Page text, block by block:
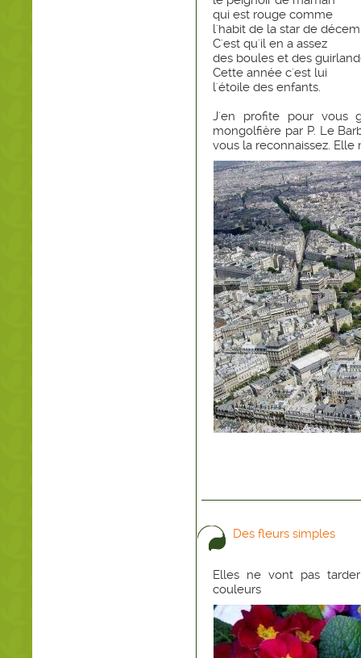
qui est rouge comme
l'habit de la star de
C'est qu'il en a assez
des boules et des
Cette année c'est lui
l'étoile des enfants.
J'en profite pour vous
mongolfière par P. Le
vous la reconnaissez.
Des fleurs simples
Elles ne vont pas
couleurs